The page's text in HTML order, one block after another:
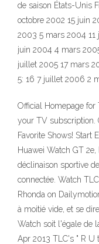
de saison États-Unis
octobre 2002 15 juin
2003 5 mars 2004 11
juin 2004 4 mars
juillet 2005 17 mars
5: 16 7 juillet 2006 2
Official Homepage for
your TV subscription.
Favorite Shows! Start
Huawei Watch GT
déclinaison sportive
connectée. Watch
Rhonda on
à moitié vide, et se
Watch soit l'égale de
Apr 2013 TLC's " R U